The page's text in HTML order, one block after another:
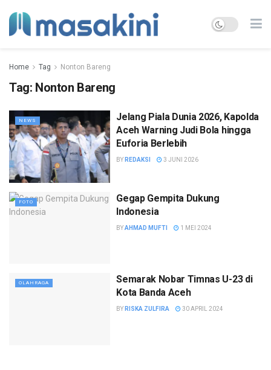
Home Tag Nonton Bareng
Tag: Nonton Bareng
NEWS
Jelang Piala Dunia 2026, Kapolda
Aceh Warning Judi Bola hingga
Euforia Berlebih
BY REDAKSI 3 JUNI 2026
FOTO
Gegap Gempita Dukung
Indonesia
BYAHMAD MUFTI 1 MEI 2024
OLAHRAGA
Semarak Nobar Timnas U-23 di
Kota Banda Aceh
BY RISKA ZULFIRA 30 APRIL 2024